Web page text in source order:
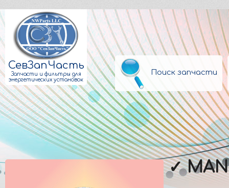
СевЗапЧасть
Запчасти и фильтры для
энергетических установок
Поиск запчасти
✓